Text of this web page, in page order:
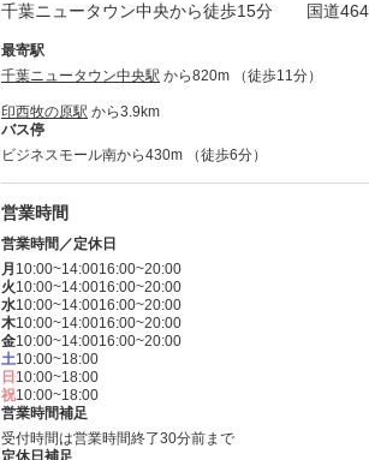
千葉ニュータウン中央から徒歩15分 国道464
最寄駅
千葉ニュータウン中央駅 から820m （徒歩11分）
印西牧の原駅 から3.9km
バス停
ビジネスモール南から430m （徒歩6分）
営業時間
営業時間／定休日
月 10:00~14:0016:00~20:00
火10:00~14:0016:00~20:00
水10:00~14:0016:00~20:00
木10:00~14:0016:00~20:00
金10:00~14:0016:00~20:00
土10:00~18:00
日 10:00~18:00
祝10:00~18:00
営業時間補足
受付時間は営業時間終了30分前まで
定休日補足